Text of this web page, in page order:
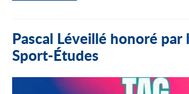
Pascal Léveillé honoré par
Sport-Études